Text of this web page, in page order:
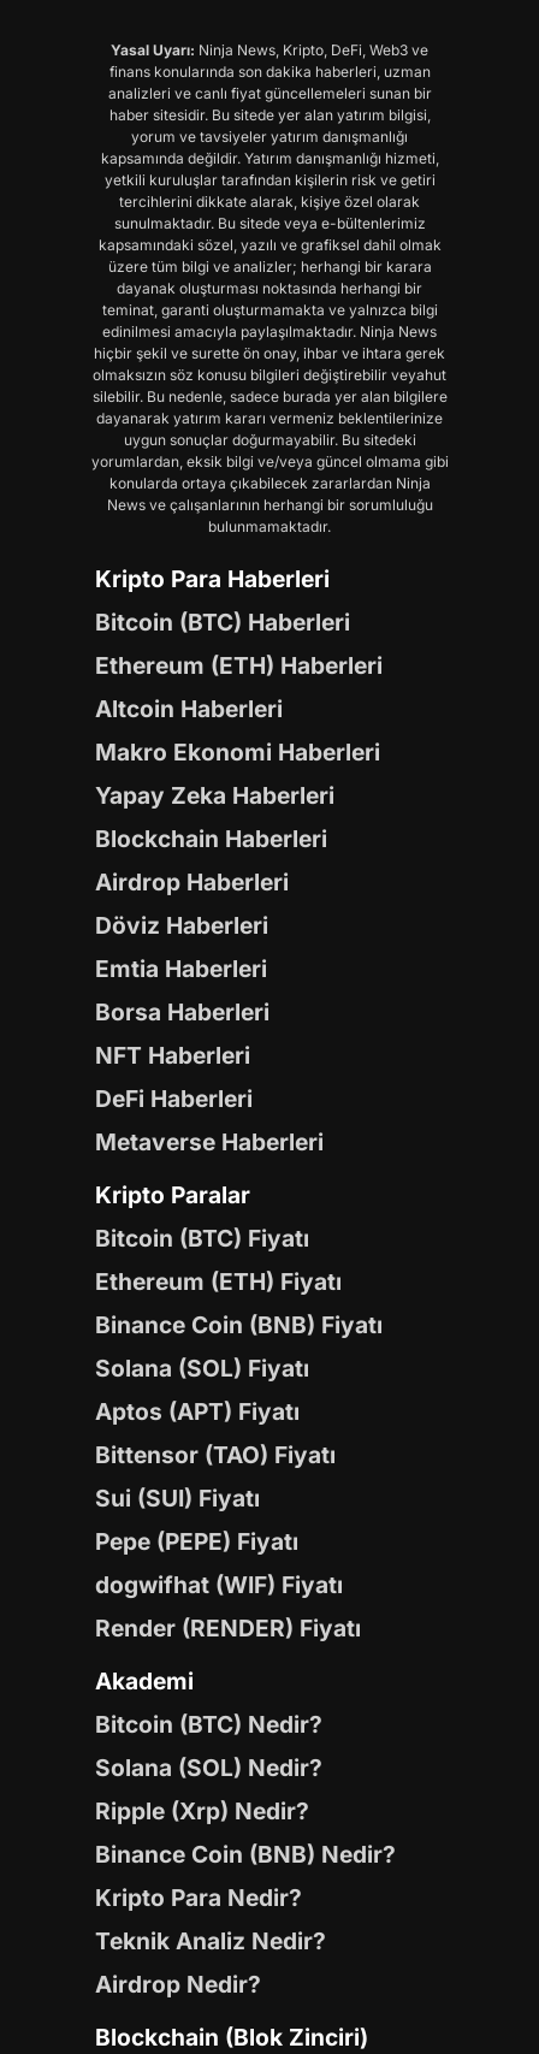
Yasal Uyarı: Ninja News, Kripto, DeFi, Web3 ve
finans konularında son dakika haberleri, uzman
analizleri ve canlı fiyat güncellemeleri sunan bir
haber sitesidir. Bu sitede yer alan yatırım bilgisi,
yorum ve tavsiyeler yatırım danışmanlığı
kapsamında değildir. Yatırım danışmanlığı hizmeti,
yetkili kuruluşlar tarafından kişilerin risk ve getiri
tercihlerini dikkate alarak, kişiye özel olarak
sunulmaktadır. Bu sitede veya e-bültenlerimiz
kapsamındaki sözel, yazılı ve grafiksel dahil olmak
üzere tüm bilgi ve analizler; herhangi bir karara
dayanak oluşturması noktasında herhangi bir
teminat, garanti oluşturmamakta ve yalnızca bilgi
edinilmesi amacıyla paylaşılmaktadır. Ninja News
hiçbir şekil ve surette ön onay, ihbar ve ihtara gerek
olmaksızın söz konusu bilgileri değiştirebilir veyahut
silebilir. Bu nedenle, sadece burada yer alan bilgilere
dayanarak yatırım kararı vermeniz beklentilerinize
uygun sonuçlar doğurmayabilir. Bu sitedeki
yorumlardan, eksik bilgi ve/veya güncel olmama gibi
konularda ortaya çıkabilecek zararlardan Ninja
News ve çalışanlarının herhangi bir sorumluluğu
bulunmamaktadır.
Kripto Para Haberleri
Bitcoin (BTC) Haberleri
Ethereum (ETH) Haberleri
Altcoin Haberleri
Makro Ekonomi Haberleri
Yapay Zeka Haberleri
Blockchain Haberleri
Airdrop Haberleri
Döviz Haberleri
Emtia Haberleri
Borsa Haberleri
NFT Haberleri
DeFi Haberleri
Metaverse Haberleri
Kripto Paralar
Bitcoin (BTC) Fiyatı
Ethereum (ETH) Fiyatı
Binance Coin (BNB) Fiyatı
Solana (SOL) Fiyatı
Aptos (APT) Fiyatı
Bittensor (TAO) Fiyatı
Sui (SUI) Fiyatı
Pepe (PEPE) Fiyatı
dogwifhat (WIF) Fiyatı
Render (RENDER) Fiyatı
Akademi
Bitcoin (BTC) Nedir?
Solana (SOL) Nedir?
Ripple (Xrp) Nedir?
Binance Coin (BNB) Nedir?
Kripto Para Nedir?
Teknik Analiz Nedir?
Airdrop Nedir?
Blockchain (Blok Zinciri)